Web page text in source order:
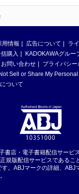
用情報 広告について
ラ
購入
KADOKAWAグルー
お問い合わせ
プライバシー
Sell or Share My
ついて
書店・電子書籍配信サービ
規版配信サービスであるこ
。ABJマークの詳細、ABJ